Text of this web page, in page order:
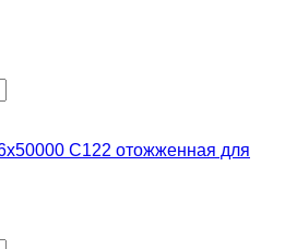
С122 отожженная для